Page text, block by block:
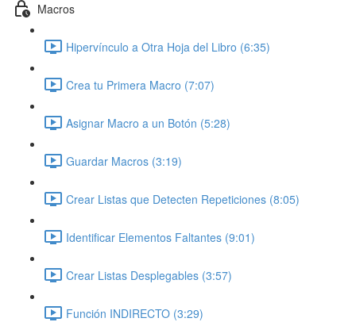
Macros
Hipervínculo a Otra Hoja del Libro (6:35)
Crea tu Primera Macro (7:07)
Asignar Macro a un Botón (5:28)
Guardar Macros (3:19)
Crear Listas que Detecten Repeticiones (8:05)
Identificar Elementos Faltantes (9:01)
Crear Listas Desplegables (3:57)
Función INDIRECTO (3:29)